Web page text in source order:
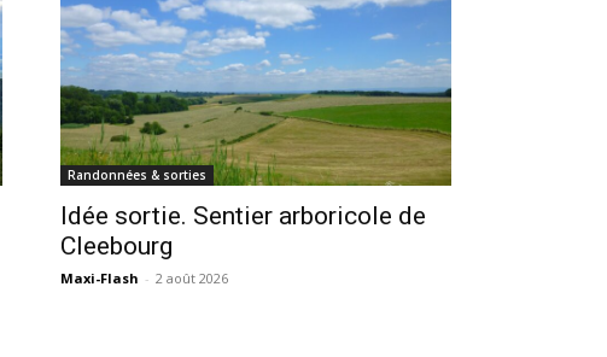
Randonnées & sorties
Idée sortie. Sentier arboricole de
Cleebourg
Maxi-Flash - 2 août 2026